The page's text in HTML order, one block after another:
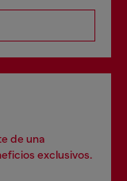
de una
exclusivos.